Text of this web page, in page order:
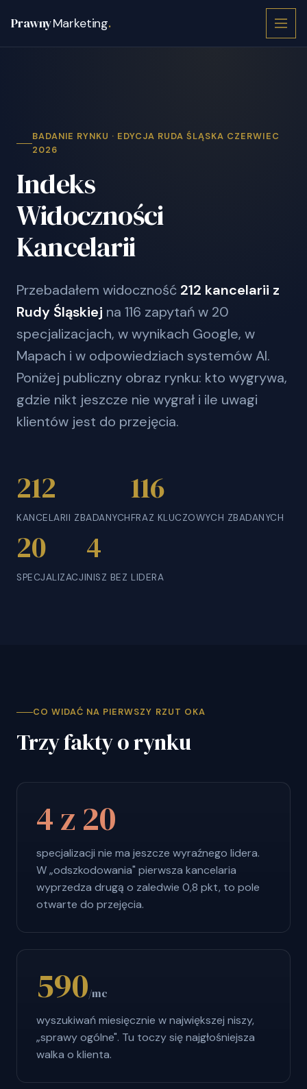
PrawnyMarketing.
BADANIE RYNKU · EDYCJA RUDA ŚLĄSKA CZERWIEC
2026
Indeks
Widoczności
Kancelarii
Przebadałem widoczność 212 kancelarii z
Rudy Śląskiej na 116 zapytań w 20
specjalizacjach, w wynikach Google, w
Mapach i w odpowiedziach systemów AI.
Poniżej publiczny obraz rynku: kto wygrywa,
gdzie nikt jeszcze nie wygrał i ile uwagi
klientów jest do przejęcia.
212
KANCELARII ZBADANYCH
116
FRAZ KLUCZOWYCH ZBADANYCH
20
SPECJALIZACJI
4
NISZ BEZ LIDERA
CO WIDAĆ NA PIERWSZY RZUT OKA
Trzy fakty o rynku
4 z 20
specjalizacji nie ma jeszcze wyraźnego lidera.
W „odszkodowania" pierwsza kancelaria
wyprzedza drugą o zaledwie 0,8 pkt, to pole
otwarte do przejęcia.
590/mc
wyszukiwań miesięcznie w największej niszy,
„sprawy ogólne". Tu toczy się najgłośniejsza
walka o klienta.